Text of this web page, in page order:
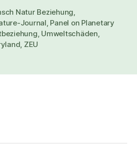
Natur Beziehung,
Journal, Panel on Planetary
, Umweltschäden,
, ZEU